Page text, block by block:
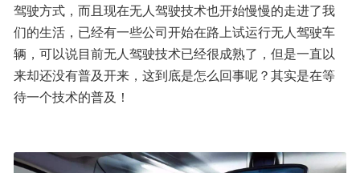
驾驶方式，而且现在无人驾驶技术也开始慢慢的走进了我
们的生活，已经有一些公司开始在路上试运行无人驾驶车
辆，可以说目前无人驾驶技术已经很成熟了，但是一直以
来却还没有普及开来，这到底是怎么回事呢？其实是在等
待一个技术的普及！